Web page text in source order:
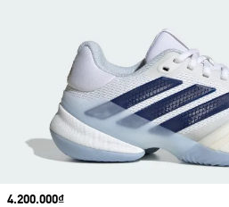
Price
4.200.000₫